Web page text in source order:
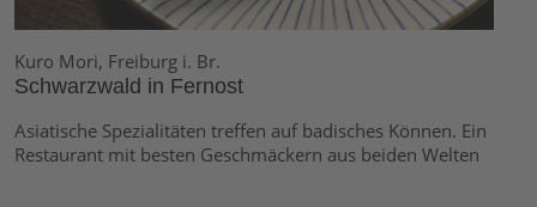
Kuro Mori, Freiburg i. Br.
Schwarzwald in Fernost
Asiatische Spezialitäten treffen auf badisches Können. Ein
Restaurant mit besten Geschmäckern aus beiden Welten